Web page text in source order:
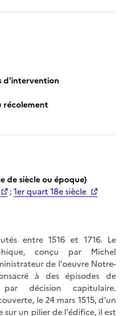
d'intervention
récolement
de siècle ou époque)
;1er quart 18e siècle
entre 1516 et 1716. Le
conçu par Michel
de l'oeuvre Notre-
à des épisodes de
décision capitulaire.
le 24 mars 1515, d'un
sur un pilier de l'édifice, il est